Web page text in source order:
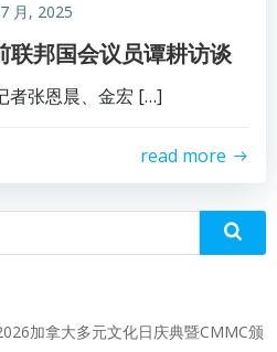
月, 2025
联邦国会议员谭耕访谈
者张恩晨、金宏 […]
read more
加拿大多元文化日庆典暨CMMC颁